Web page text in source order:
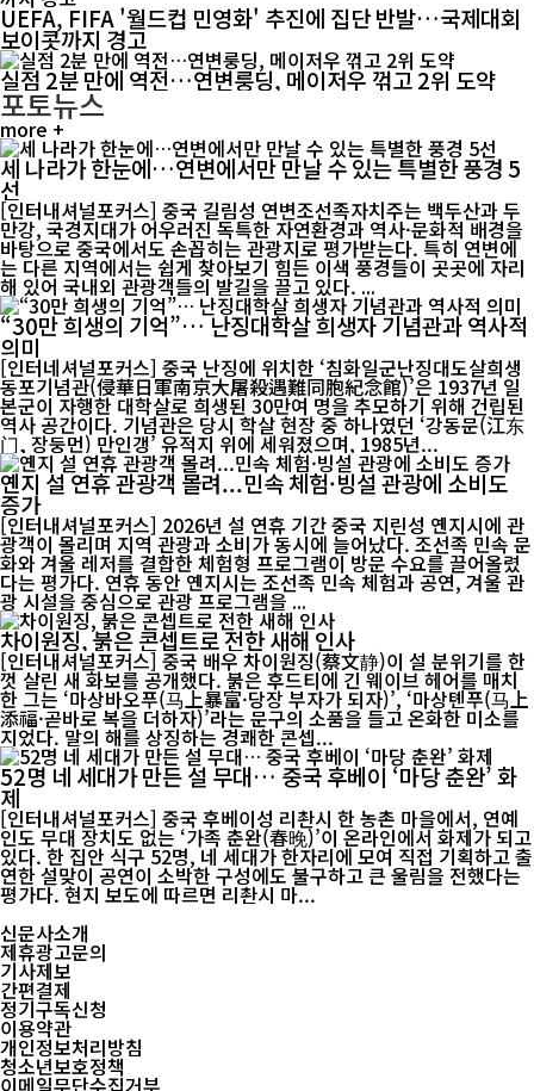
UEFA, FIFA '월드컵 민영화' 추진에 집단 반발…국제대회
보이콧까지 경고
실점 2분 만에 역전…연변룽딩, 메이저우 꺾고 2위 도약
포토뉴스
more +
세 나라가 한눈에…연변에서만 만날 수 있는 특별한 풍경 5
선
[인터내셔널포커스] 중국 길림성 연변조선족자치주는 백두산과 두
만강, 국경지대가 어우러진 독특한 자연환경과 역사·문화적 배경을
바탕으로 중국에서도 손꼽히는 관광지로 평가받는다. 특히 연변에
는 다른 지역에서는 쉽게 찾아보기 힘든 이색 풍경들이 곳곳에 자리
해 있어 국내외 관광객들의 발길을 끌고 있다. ...
“30만 희생의 기억”… 난징대학살 희생자 기념관과 역사적
의미
[인터네셔널포커스] 중국 난징에 위치한 ‘침화일군난징대도살희생
동포기념관(侵華日軍南京大屠殺遇難同胞紀念館)’은 1937년 일
본군이 자행한 대학살로 희생된 30만여 명을 추모하기 위해 건립된
역사 공간이다. 기념관은 당시 학살 현장 중 하나였던 ‘강동문(江东
门, 장둥먼) 만인갱’ 유적지 위에 세워졌으며, 1985년...
옌지 설 연휴 관광객 몰려...민속 체험·빙설 관광에 소비도
증가
[인터내셔널포커스] 2026년 설 연휴 기간 중국 지린성 옌지시에 관
광객이 몰리며 지역 관광과 소비가 동시에 늘어났다. 조선족 민속 문
화와 겨울 레저를 결합한 체험형 프로그램이 방문 수요를 끌어올렸
다는 평가다. 연휴 동안 옌지시는 조선족 민속 체험과 공연, 겨울 관
광 시설을 중심으로 관광 프로그램을 ...
차이원징, 붉은 콘셉트로 전한 새해 인사
[인터내셔널포커스] 중국 배우 차이원징(蔡文静)이 설 분위기를 한
껏 살린 새 화보를 공개했다. 붉은 후드티에 긴 웨이브 헤어를 매치
한 그는 ‘마상바오푸(马上暴富·당장 부자가 되자)’, ‘마상톈푸(马上
添福·곧바로 복을 더하자)’라는 문구의 소품을 들고 온화한 미소를
지었다. 말의 해를 상징하는 경쾌한 콘셉...
52명 네 세대가 만든 설 무대… 중국 후베이 ‘마당 춘완’ 화
제
[인터내셔널포커스] 중국 후베이성 리촨시 한 농촌 마을에서, 연예
인도 무대 장치도 없는 ‘가족 춘완(春晚)’이 온라인에서 화제가 되고
있다. 한 집안 식구 52명, 네 세대가 한자리에 모여 직접 기획하고 출
연한 설맞이 공연이 소박한 구성에도 불구하고 큰 울림을 전했다는
평가다. 현지 보도에 따르면 리촨시 마...
신문사소개
제휴광고문의
기사제보
간편결제
정기구독신청
이용약관
개인정보처리방침
청소년보호정책